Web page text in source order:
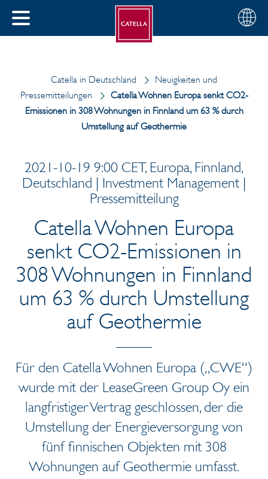
SCHLIESSEN
Wählen
Sie
Deutsch
Catella in Deutschland
Neuigkeiten und
Pressemitteilungen
Catella Wohnen Europa senkt CO2-
Emissionen in 308 Wohnungen in Finnland um 63 % durch
Umstellung auf Geothermie
2021-10-19 9:00 CET, Europa, Finnland,
Deutschland | Investment Management |
Pressemitteilung
Catella Wohnen Europa
senkt CO2-Emissionen in
308 Wohnungen in Finnland
um 63 % durch Umstellung
auf Geothermie
Für den Catella Wohnen Europa („CWE“)
wurde mit der LeaseGreen Group Oy ein
langfristiger Vertrag geschlossen, der die
Umstellung der Energieversorgung von
fünf finnischen Objekten mit 308
Wohnungen auf Geothermie umfasst.